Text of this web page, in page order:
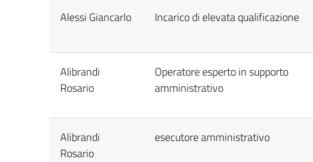
Alessi Giancarlo Incarico di elevata qualificazione
Alibrandi
Rosario
Operatore esperto in supporto
amministrativo
Alibrandi
Rosario
esecutore amministrativo